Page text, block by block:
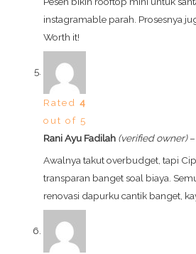
instagramable parah. Prosesnya
Worth it!
Rated4
out of 5
Rani Ayu Fadilah (verified owner) –
Awalnya takut overbudget, tapi
transparan banget soal biaya.
renovasi dapurku cantik banget,